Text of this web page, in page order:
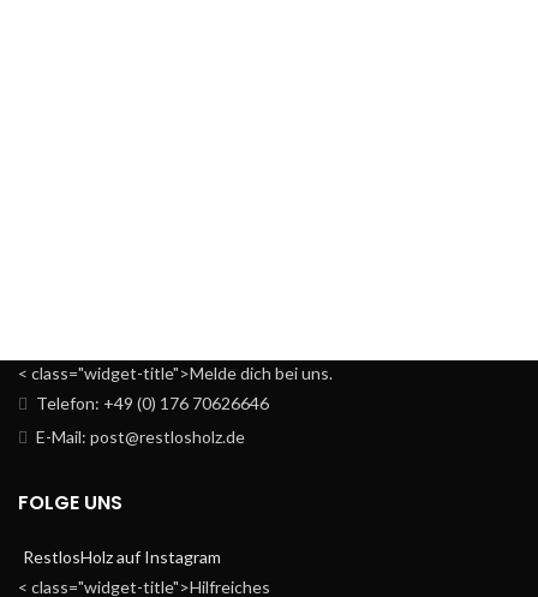
< class="widget-title">Melde dich bei uns.
Telefon: +49 (0) 176 70626646
E-Mail: post@restlosholz.de
FOLGE UNS
RestlosHolz auf Instagram
< class="widget-title">Hilfreiches